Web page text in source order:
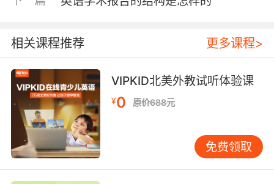
二、副词选择的语境考量
跨文化语境中副词使用差异显著。牛津大学跨文
化沟通研究表明，英美商务邮
件"fundamentally"（根本地）的使用频率是亚洲
地区的2.8倍。VIPKID北美教研中心发现，外教
撰写课程反馈时偏好"intrinsically"（内在地）等
抽象副词，而中国助教更倾向"actually"（实际
上）等具体表述。这种差异要求跨国团队建立统
一的术语库。
相关课程推荐 更多课程>
VIPKID北美外教试听体验课
¥0 原价688元
免费领取